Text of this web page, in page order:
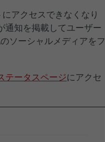
アクセスできなくなり
通知を掲載してユーザー
ソーシャルメディアをフ
テータスページにアクセ